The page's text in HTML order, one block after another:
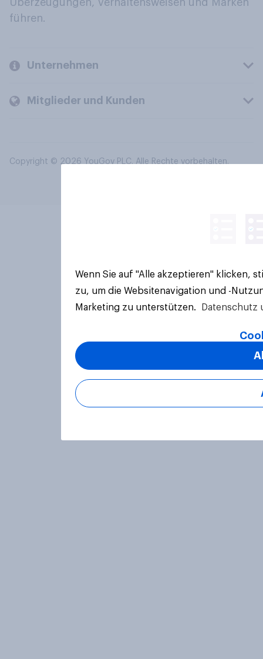
Überzeugungen, Verhaltensweisen und Marken
führen.
Unternehmen
Mitglieder und Kunden
Copyright © 2026 YouGov PLC. Alle Rechte vorbehalten.
Wenn Sie auf "Alle akzeptieren" klicken,
zu, um die Websitenavigation und -
Marketing zu unterstützen.
Datenschutz